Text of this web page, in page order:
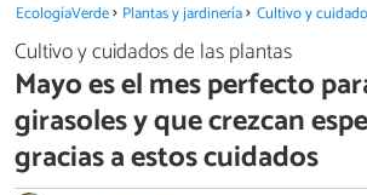
EcologíaVerde Plantas y jardinería Cultivo y
Cultivo y cuidados de las plantas
Mayo es el mes perfecto
girasoles y que crezcan
gracias a estos cuidados